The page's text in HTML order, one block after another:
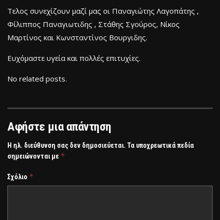
Τελος συνεχίζουν μαζί μας οι Παναγιώτης Λαγοπάτης ,
Φίλιππος Παναγιωτιδης , Στάθης Σγούρος, Νίκος
Μαρτίνος και Κωνσταντίνος Βουργιδης.
Ευχόμαστε υγεία και πολλές επιτυχίες.
No related posts.
Αφήστε μια απάντηση
Η ηλ. διεύθυνση σας δεν δημοσιεύεται. Τα υποχρεωτικά πεδία
σημειώνονται με *
Σχόλιο *